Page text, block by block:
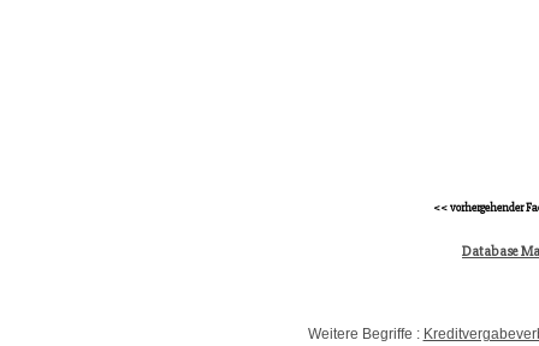
<< vorhergehender
Database
Weitere Begriffe :